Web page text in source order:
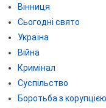
Вінниця
Сьогодні свято
Україна
Війна
Кримінал
Суспільство
Боротьба з корупцією